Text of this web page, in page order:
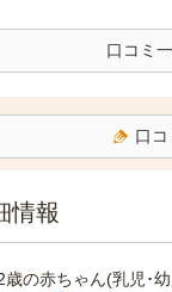
口コミ
口コ
情報
歳の赤ちゃん(乳児･